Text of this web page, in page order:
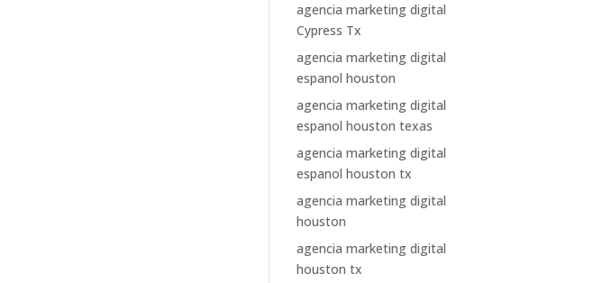
agencia marketing digital
Cypress Tx
agencia marketing digital
espanol houston
agencia marketing digital
espanol houston texas
agencia marketing digital
espanol houston tx
agencia marketing digital
houston
agencia marketing digital
houston tx